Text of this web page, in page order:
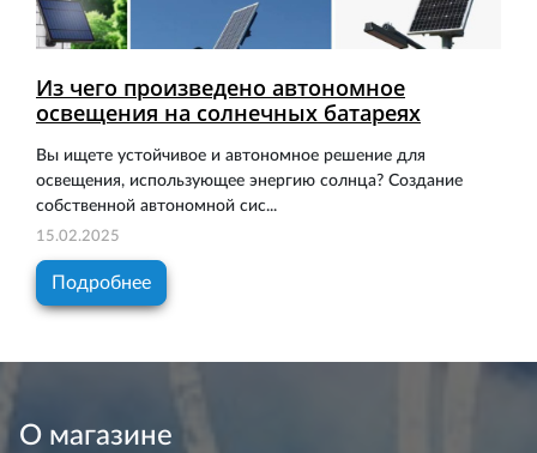
Из чего произведено автономное
освещения на солнечных батареях
Вы ищете устойчивое и автономное решение для
освещения, использующее энергию солнца? Создание
собственной автономной сис...
15.02.2025
Подробнее
О магазине